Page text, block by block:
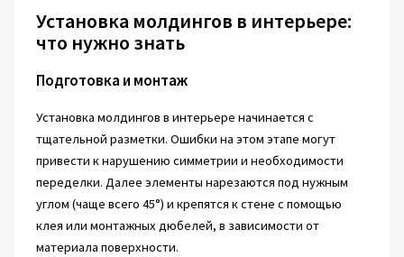
Установка молдингов в интерьере:
что нужно знать
Подготовка и монтаж
Установка молдингов в интерьере начинается с
тщательной разметки. Ошибки на этом этапе могут
привести к нарушению симметрии и необходимости
переделки. Далее элементы нарезаются под нужным
углом (чаще всего 45°) и крепятся к стене с помощью
клея или монтажных дюбелей, в зависимости от
материала поверхности.